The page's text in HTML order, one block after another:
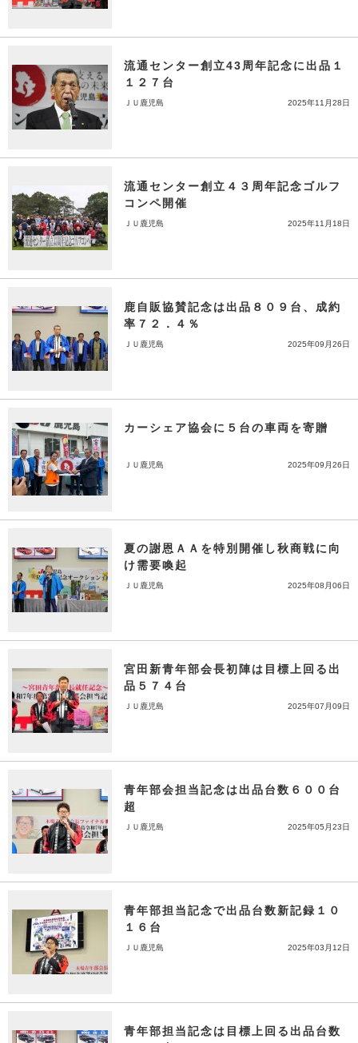
流通センター創立43周年記念に出品１
１２７台
ＪＵ鹿児島 2025年11月28日
流通センター創立４３周年記念ゴルフ
コンペ開催
ＪＵ鹿児島 2025年11月18日
鹿自販協賛記念は出品８０９台、成約
率７２．４％
ＪＵ鹿児島 2025年09月26日
カーシェア協会に５台の車両を寄贈
ＪＵ鹿児島 2025年09月26日
夏の謝恩ＡＡを特別開催し秋商戦に向
け需要喚起
ＪＵ鹿児島 2025年08月06日
宮田新青年部会長初陣は目標上回る出
品５７４台
ＪＵ鹿児島 2025年07月09日
青年部会担当記念は出品台数６００台
超
ＪＵ鹿児島 2025年05月23日
青年部担当記念で出品台数新記録１０
１６台
ＪＵ鹿児島 2025年03月12日
青年部担当記念は目標上回る出品台数